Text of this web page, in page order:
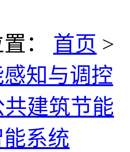
： 首页 >
知与调控
共建筑节能
系统